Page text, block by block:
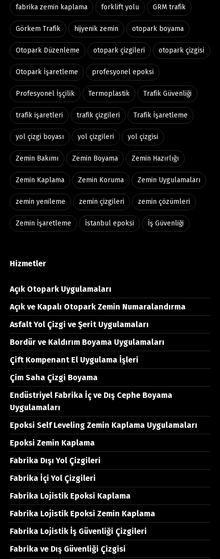
fabrika zemin kaplama forklift yolu GRM trafik
Görkem Trafik hijyenik zemin otopark boyama
Otopark Düzenleme otopark çizgileri otopark çizgisi
Otopark İşaretleme profesyonel epoksi
Profesyonel İşçilik Termoplastik Trafik Güvenliği
trafik işaretleri trafik çizgileri Trafik İşaretleme
yol çizgi boyası yol çizgileri yol çizgisi
Zemin Bakımı Zemin Boyama Zemin Hazırlığı
Zemin Kaplama Zemin Koruma Zemin Uygulamaları
zemin yenileme zemin çizgileri zemin çözümleri
Zemin İşaretleme İstanbul epoksi İş Güvenliği
Hizmetler
Açık Otopark Uygulamaları
Açık ve Kapalı Otopark Zemin Numaralandırma
Asfalt Yol Çizgi ve Şerit Uygulamaları
Bordür ve Kaldırım Boyama Uygulamaları
Çift Kompenant El Uygulama İşleri
Çim Saha Çizgi Boyama
Endüstriyel Fabrika İç ve Dış Cephe Boyama
Uygulamaları
Epoksi Self Leveling Zemin Kaplama Uygulamaları
Epoksi Zemin Kaplama
Fabrika Dışı Yol Çizgileri
Fabrika İçi Yol Çizgileri
Fabrika Lojistik Epoksi Kaplama
Fabrika Lojistik Epoksi Zemin Kaplama
Fabrika Lojistik İş Güvenliği Çizgileri
Fabrika ve Dış Güvenliği Çizgisi